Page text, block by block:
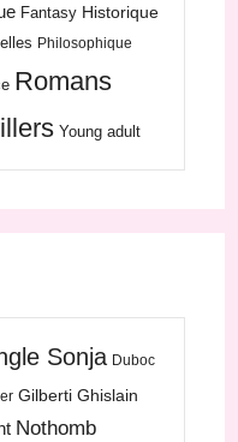
Fantasy Historique
Philosophique
Romans
Young adult
Sonja Duboc
Gilberti Ghislain
Nothomb